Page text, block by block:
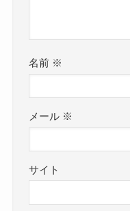
名前 ※
メール ※
サイト